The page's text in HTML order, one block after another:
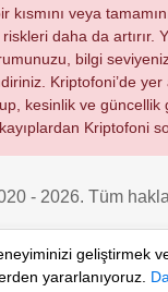
kısmını veya
daha da artırır.
bilgi
Kriptofoni’de
kesinlik ve güncellik
Kriptofoni
- 2026. Tüm
geliştirmek
yararlanıyoruz.